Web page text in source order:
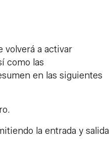
volverá a activar
como las
en las siguientes
la entrada y salida